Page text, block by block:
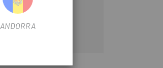
ANDORRA